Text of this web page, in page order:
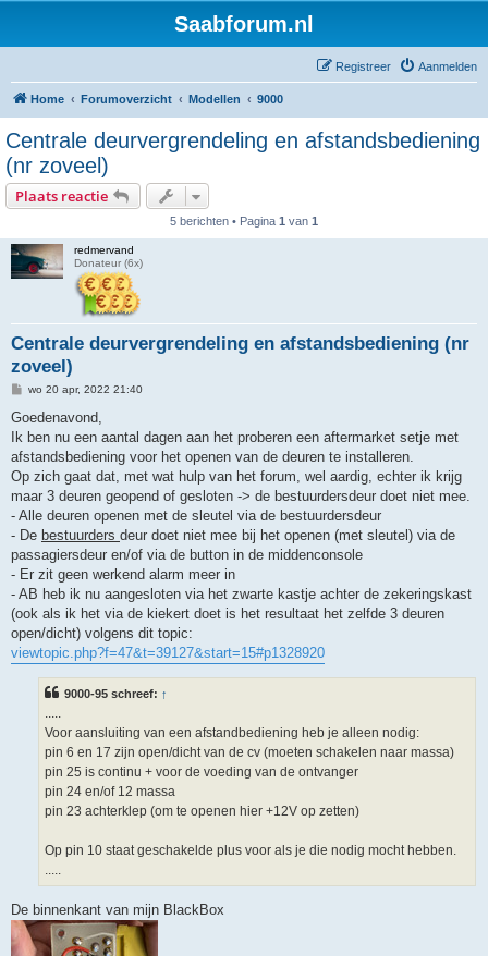
Saabforum.nl
Aanmelden
Registreer
Home Forumoverzicht Modellen 9000
Centrale deurvergrendeling en afstandsbediening
(nr zoveel)
Plaats reactie
5 berichten • Pagina 1 van 1
redmervand
Donateur (6x)
Centrale deurvergrendeling en afstandsbediening (nr
zoveel)
B
r
c
h
wo 20 apr, 2022 21:40
Goedenavond,
Ik ben nu een aantal dagen aan het proberen een aftermarket setje met
afstandsbediening voor het openen van de deuren te installeren.
Op zich gaat dat, met wat hulp van het forum, wel aardig, echter ik krijg
maar 3 deuren geopend of gesloten -> de bestuurdersdeur doet niet mee.
- Alle deuren openen met de sleutel via de bestuurdersdeur
- De bestuurders deur doet niet mee bij het openen (met sleutel) via de
passagiersdeur en/of via de button in de middenconsole
- Er zit geen werkend alarm meer in
- AB heb ik nu aangesloten via het zwarte kastje achter de zekeringskast
(ook als ik het via de kiekert doet is het resultaat het zelfde 3 deuren
open/dicht) volgens dit topic:
viewtopic.php?f=47&t=39127&start=15#p1328920
9000-95 schreef: ↑
.....
Voor aansluiting van een afstandbediening heb je alleen nodig:
pin 6 en 17 zijn open/dicht van de cv (moeten schakelen naar massa)
pin 25 is continu + voor de voeding van de ontvanger
pin 24 en/of 12 massa
pin 23 achterklep (om te openen hier +12V op zetten)
Op pin 10 staat geschakelde plus voor als je die nodig mocht hebben.
.....
De binnenkant van mijn BlackBox